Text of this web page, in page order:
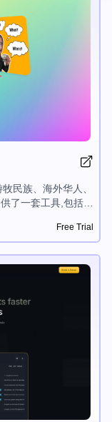
民族、海外华人、
了一套工具,包括个
智的决定,同时节省
Free Trial